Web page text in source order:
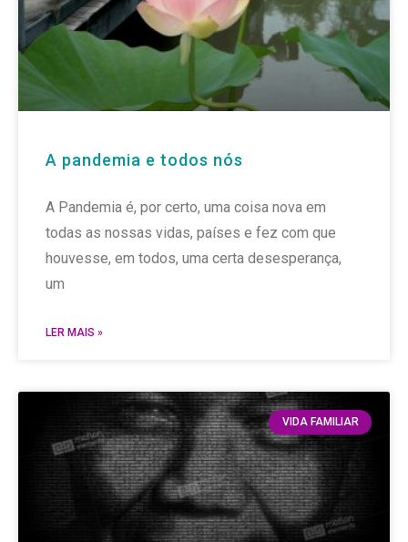
A pandemia e todos nós
A Pandemia é, por certo, uma coisa nova em
todas as nossas vidas, países e fez com que
houvesse, em todos, uma certa desesperança,
um
LER MAIS »
VIDA FAMILIAR